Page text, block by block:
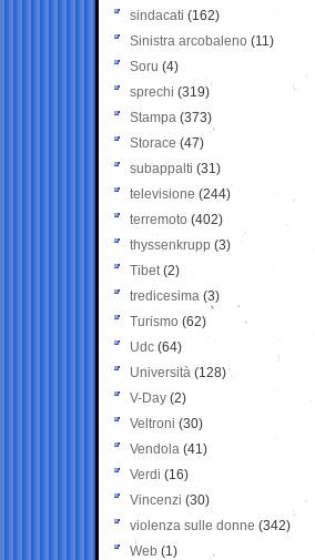
sindacati (162)
Sinistra arcobaleno (11)
Soru (4)
sprechi (319)
Stampa (373)
Storace (47)
subappalti (31)
televisione(244)
terremoto (402)
thyssenkrupp (3)
Tibet(2)
tredicesima (3)
Turismo (62)
Udc (64)
Università (128)
V-Day (2)
Veltroni (30)
Vendola (41)
Verdi (16)
Vincenzi (30)
violenza sulle donne (342)
Web (1)